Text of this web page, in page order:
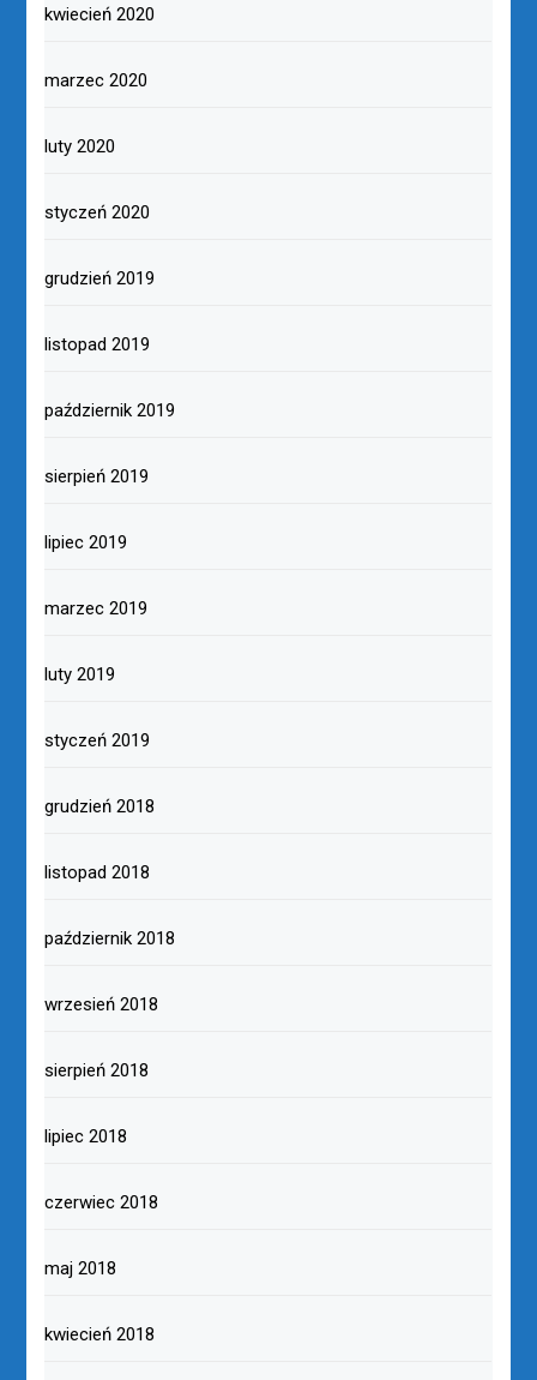
kwiecień 2020
marzec 2020
luty 2020
styczeń 2020
grudzień 2019
listopad 2019
październik 2019
sierpień 2019
lipiec 2019
marzec 2019
luty 2019
styczeń 2019
grudzień 2018
listopad 2018
październik 2018
wrzesień 2018
sierpień 2018
lipiec 2018
czerwiec 2018
maj 2018
kwiecień 2018